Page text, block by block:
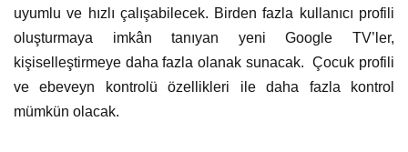
uyumlu ve hızlı çalışabilecek. Birden fazla kullanıcı profili
oluşturmaya imkân tanıyan yeni Google TV’ler,
kişiselleştirmeye daha fazla olanak sunacak. Çocuk profili
ve ebeveyn kontrolü özellikleri ile daha fazla kontrol
mümkün olacak.